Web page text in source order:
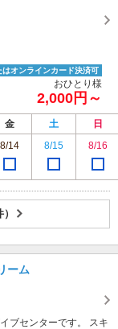
はオンラインカード決済可
おひとり様
2,000円～
金 土
日
8/14 8/15 8/16
ーム
ブセンターです。 スキ